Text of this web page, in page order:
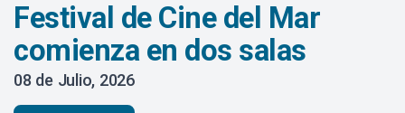
Festival de Cine del Mar
comienza en dos salas
08 de Julio, 2026